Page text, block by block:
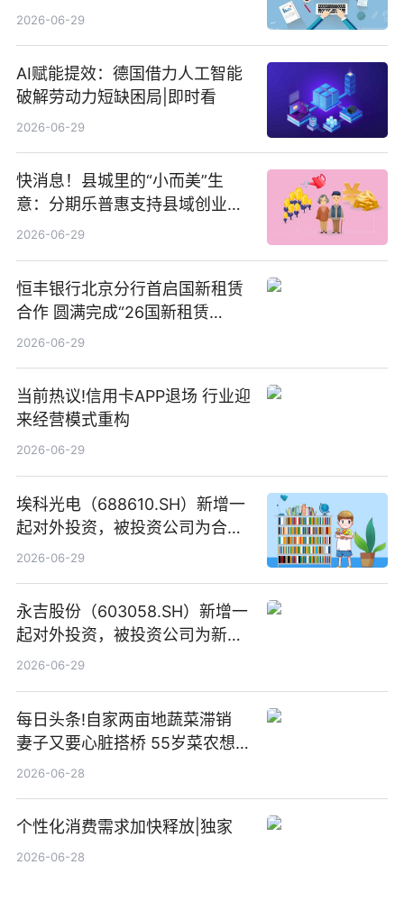
声之双生谜局》的出品方 热门看
2026-06-29
AI赋能提效：德国借力人工智能
破解劳动力短缺困局|即时看
2026-06-29
快消息！县城里的“小而美”生
意：分期乐普惠支持县域创业者
扎根生长
2026-06-29
恒丰银行北京分行首启国新租赁
合作 圆满完成“26国新租赁
SCP003”发行_焦点精选
2026-06-29
当前热议!信用卡APP退场 行业迎
来经营模式重构
2026-06-29
埃科光电（688610.SH）新增一
起对外投资，被投资公司为合肥
元随信息技术有限公司
2026-06-29
永吉股份（603058.SH）新增一
起对外投资，被投资公司为新绘
纪（重庆）科技有限公司
2026-06-29
每日头条!自家两亩地蔬菜滞销
妻子又要心脏搭桥 55岁菜农想
多卖点菜筹治病钱
2026-06-28
个性化消费需求加快释放|独家
2026-06-28